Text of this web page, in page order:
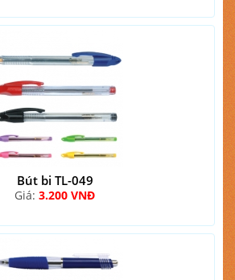
Bút bi TL-049
Giá: 3.200 VNĐ